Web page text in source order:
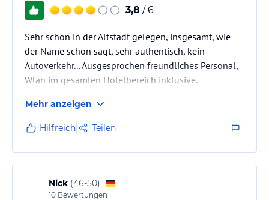
Hinweis:
Verfasst von HolidayCheck mit Hilfe von KI. Alle
Angaben ohne Gewähr. Bitte lies vor der Buchung die
3,8 / 6
Sehr schön in der Altstadt gelegen, insgesamt, wie
der Name schon sagt, sehr authentisch, kein
Autoverkehr... Ausgesprochen freundliches Personal,
Wlan im gesamten Hotelbereich inklusive.
allerdings gepflegt und investiert werden, um den
Zustand zu erhalten!
Das Zimmer war sehr klein, aber für 5 Nächte völlig
ausreichend, einen 2-wöchigen Urlaub möchte ich
hier eher ausschließen. Aufgrund der Schräge war die
morgendliche Rasur nur in gebückter Haltung…
Mehr anzeigen
Hilfreich Teilen
Nick (46-50)
10 Bewertungen